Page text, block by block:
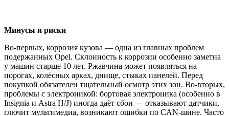
Минусы и риски
Во‑первых, коррозия кузова — одна из главных проблем
подержанных Opel. Склонность к коррозии особенно заметна
у машин старше 10 лет. Ржавчина может появляться на
порогах, колёсных арках, днище, стыках панелей. Перед
покупкой обязателен тщательный осмотр этих зон. Во‑вторых,
проблемы с электроникой: бортовая электроника (особенно в
Insignia и Astra H/J) иногда даёт сбои — отказывают датчики,
глючит мультимедиа, возникают ошибки по CAN‑шине. Часто